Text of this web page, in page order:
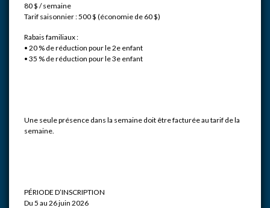
80 $ / semaine
Tarif saisonnier : 500 $ (économie de 60 $)
Rabais familiaux :
• 20 % de réduction pour le 2e enfant
• 35 % de réduction pour le 3e enfant
Une seule présence dans la semaine doit être facturée au tarif de la
semaine.
PÉRIODE D’INSCRIPTION
Du 5 au 26 juin 2026